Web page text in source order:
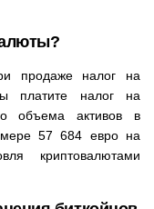
продаже налог на
платите налог на
объема активов в
57 684 евро на
криптовалютами